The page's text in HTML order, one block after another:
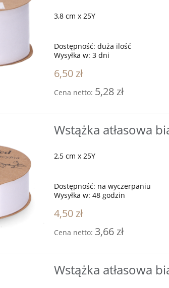
3,8 cm x 25Y
Dostępność: duża ilość
Wysyłka w: 3 dni
6,50 zł
Cena netto: 5,28 zł
Wstążka atłasowa
2,5 cm x 25Y
Dostępność: na wyczerpaniu
Wysyłka w: 48 godzin
4,50 zł
Cena netto: 3,66 zł
Wstążka atłasowa